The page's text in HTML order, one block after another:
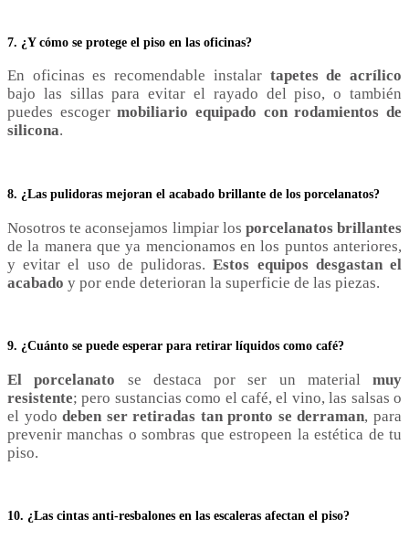
7. ¿Y cómo se protege el piso en las oficinas?
En oficinas es recomendable instalartapetes de acrílico
bajo las sillas para evitar el rayado del piso, o también
puedes escogermobiliario equipado con rodamientos de
silicona.
8. ¿Las pulidoras mejoran el acabado brillante de los porcelanatos?
Nosotros te aconsejamos limpiar los porcelanatos brillantes
de la manera que ya mencionamos en los puntos anteriores,
y evitar el uso de pulidoras.Estos equipos desgastan el
acabado y por ende deterioran la superficie de las piezas.
9. ¿Cuánto se puede esperar para retirar líquidos como café?
El porcelanato se destaca por ser un material muy
resistente; pero sustancias como el café, el vino, las salsas o
el yododeben ser retiradas tan pronto se derraman, para
prevenir manchas o sombras que estropeen la estética de tu
piso.
10. ¿Las cintas anti-resbalones en las escaleras afectan el piso?